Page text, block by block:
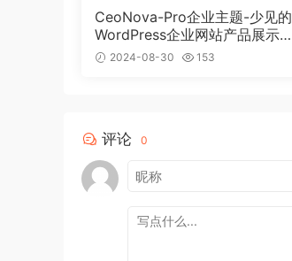
CeoNova-Pro企业主题-少见的
WordPress企业网站产品展示主
题 2024-08-30 153
评论 0